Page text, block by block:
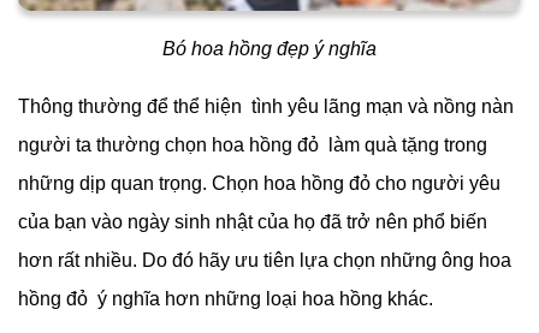
Bó hoa hồng đẹp ý nghĩa
Thông thường để thể hiện tình yêu lãng mạn và nồng nàn
người ta thường chọn hoa hồng đỏ làm quà tặng trong
những dịp quan trọng. Chọn hoa hồng đỏ cho người yêu
của bạn vào ngày sinh nhật của họ đã trở nên phổ biến
hơn rất nhiều. Do đó hãy ưu tiên lựa chọn những ông hoa
hồng đỏ ý nghĩa hơn những loại hoa hồng khác.